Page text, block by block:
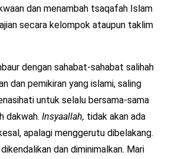
dan menambah tsaqafah Islam
secara kelompok ataupun taklim
dengan sahabat-sahabat salihah
dan pemikiran yang islami, saling
untuk selalu bersama-sama
dakwah. Insyaallah, tidak akan ada
apalagi menggerutu dibelakang.
dan diminimalkan. Mari